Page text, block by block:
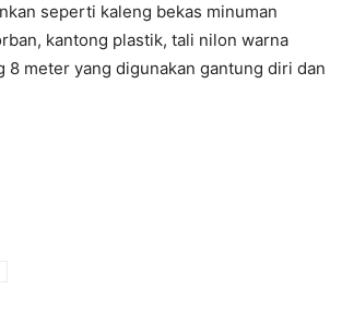
seperti kaleng bekas minuman
kantong plastik, tali nilon warna
8 meter yang digunakan gantung diri dan